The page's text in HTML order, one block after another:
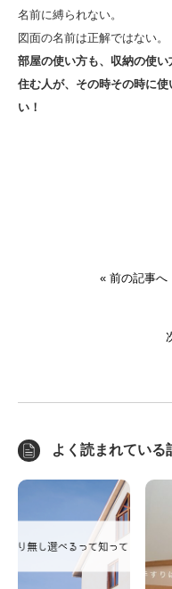
名前に縛られない。
図面の名前は正解ではない。
部屋の使い方も、収納の使い
住む人が、その時その時に
い！
« 前の記事へ
よく読まれている